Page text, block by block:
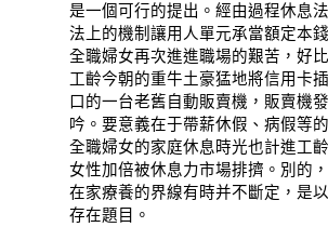
是一個可行的提出。經由過程休息
法上的機制讓用人單元承當額定本
全職婦女再次進進職場的艱苦，好
工齡今朝的重牛土豪猛地將信用卡
口的一台老舊自動販賣機，販賣機
吟。要意義在于帶薪休假、病假等
全職婦女的家庭休息時光也計進工
女性加倍被休息力市場排擠。別的
在家療養的界線有時并不斷定，是
存在題目。